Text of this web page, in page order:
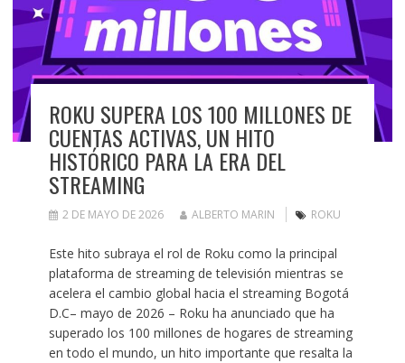
ROKU SUPERA LOS 100 MILLONES DE
CUENTAS ACTIVAS, UN HITO
HISTÓRICO PARA LA ERA DEL
STREAMING
2 DE MAYO DE 2026 ALBERTO MARIN ROKU
Este hito subraya el rol de Roku como la principal
plataforma de streaming de televisión mientras se
acelera el cambio global hacia el streaming Bogotá
D.C– mayo de 2026 – Roku ha anunciado que ha
superado los 100 millones de hogares de streaming
en todo el mundo, un hito importante que resalta la